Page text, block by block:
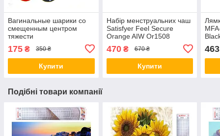
Вагинальные шарики со
смещенным центром
тяжести
175 ₴ 350 ₴
Купити
Набір менструальних чаш
Satisfyer Feel Secure
Orange AIW Or1508
470₴ 670 ₴
Купити
463
Подібні товари компанії